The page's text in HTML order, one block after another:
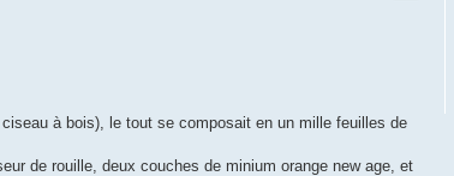
à bois), le tout se composait en un mille feuilles de
de rouille, deux couches de minium orange new age, et